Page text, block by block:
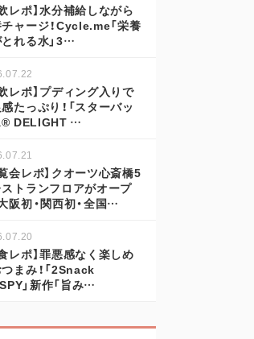
レポ】水分補給しながら
ャージ！Cycle.me「栄養
れる水」3…
レポ】プディング入りで
たっぷり！「スターバッ
® DELIGHT …
会レポ】クオーツ心斎橋5
トランフロアがオープ
阪初・関西初・全国…
レポ】罪悪感なく楽しめ
まみ！「2Snack
」新作「旨み…